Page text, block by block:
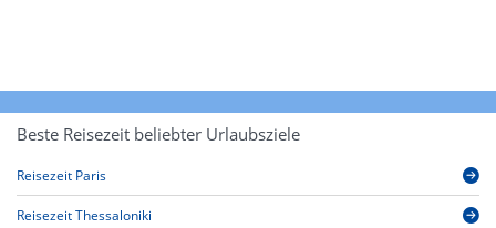
Beste Reisezeit beliebter Urlaubsziele
Reisezeit Paris
Reisezeit Thessaloniki